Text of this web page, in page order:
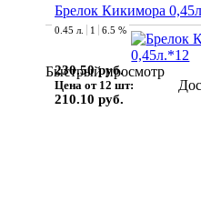
Брелок Кикимора
Быстрый просмотр
0.45 л. 1 6.5 %
230.50 руб.
Цена от 12 шт:
210.10 руб.